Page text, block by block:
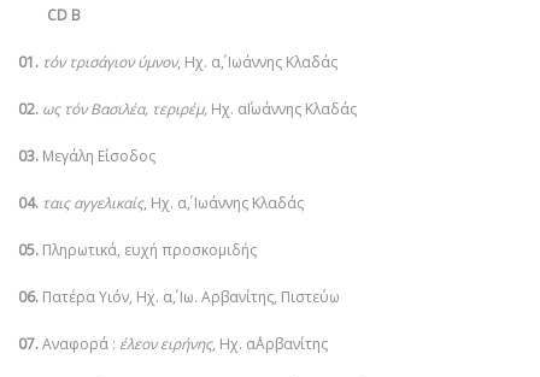
CD Β
01. τόν τρισάγιον ύμνον, Ηχ. α΄, Ιωάννης Κλαδάς
02. ως τόν Βασιλέα, τεριρέμ, Ηχ. α΄Ιωάννης Κλαδάς
03. Μεγάλη Είσοδος
04. ταις αγγελικαίς, Ηχ. α΄, Ιωάννης Κλαδάς
05. Πληρωτικά, ευχή προσκομιδής
06. Πατέρα Υιόν, Ηχ. α΄, Ιω. Αρβανίτης, Πιστεύω
07.Αναφορά : έλεον ειρήνης, Ηχ. α΄Αρβανίτης